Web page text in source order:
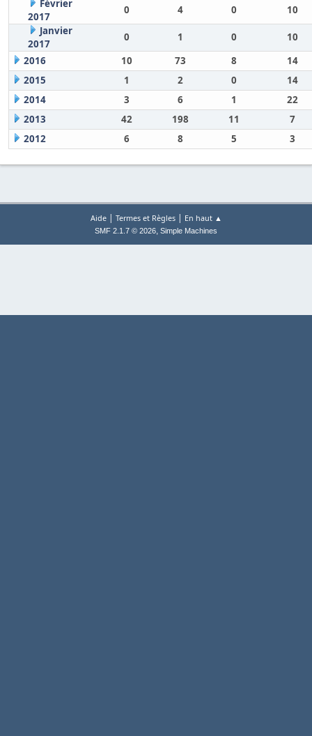
Février
2017
0 4 0
10
Janvier
2017
0 1 0
10
2016
10 73 8
14
2015
1 2 0
14
2014
3 6 1
22
2013
42 198 11
7
2012
6 8 5 3
Aide| Termes et Règles| En haut ▲
SMF 2.1.7 © 2026, Simple Machines